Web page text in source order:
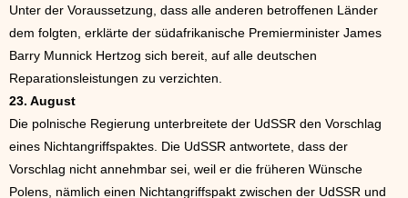
Unter der Voraussetzung, dass alle anderen betroffenen Länder
dem folgten, erklärte der südafrikanische Premierminister James
Barry Munnick Hertzog sich bereit, auf alle deutschen
Reparationsleistungen zu verzichten.
23. August
Die polnische Regierung unterbreitete der UdSSR den Vorschlag
eines Nichtangriffspaktes. Die UdSSR antwortete, dass der
Vorschlag nicht annehmbar sei, weil er die früheren Wünsche
Polens, nämlich einen Nichtangriffspakt zwischen der UdSSR und